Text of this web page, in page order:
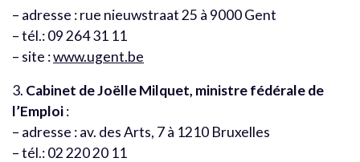
– adresse : rue nieuwstraat 25 à 9000 Gent
– tél.: 09 264 31 11
– site :www.ugent.be
3. Cabinet de Joëlle Milquet, ministre fédérale de
l’Emploi:
– adresse : av. des Arts, 7 à 1210 Bruxelles
– tél.: 02 220 20 11